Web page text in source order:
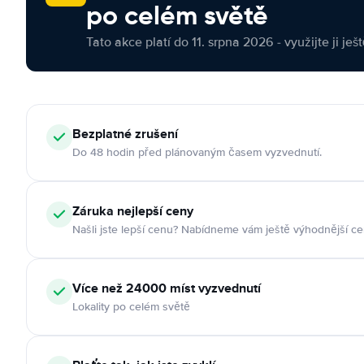
po celém světě
Tato akce platí do 11. srpna 2026 - využijte ji
Bezplatné zrušení
Do 48 hodin před plánovaným časem vyzvednutí.
Záruka nejlepší ceny
Našli jste lepší cenu? Nabídneme vám ještě výhodnější
Více než 24000 míst vyzvednutí
Lokality po celém světě